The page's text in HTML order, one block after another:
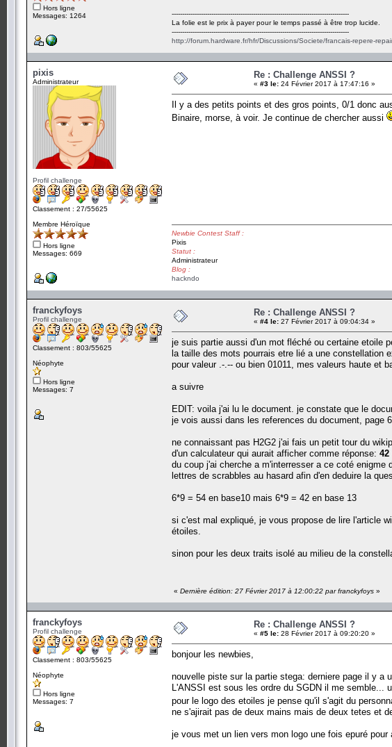
Hors ligne
Messages: 1264
-------------------------------------------------------------------------------------
La folie est le prix à payer pour le temps passé à être trop lucide.
-------------------------------------------------------------------------------------
http://forum.hardware.fr/hfr/Discussions/Societe/francais-repere-
pixis
Administrateur
Profil challenge
Classement : 27/55625
Membre Héroïque
Hors ligne
Messages: 669
Re : Challenge ANSSI ?
« #3 le: 24 Février 2017 à 17:47:16 »
Il y a des petits points et des gros points, 0/1 donc
Binaire, morse, à voir. Je continue de chercher aussi
Newbie Contest Staff :
Pixis
Statut :
Administrateur
Blog :
hackndo
franckyfoys
Profil challenge
Classement : 803/55625
Néophyte
Hors ligne
Messages: 7
Re : Challenge ANSSI ?
« #4 le: 27 Février 2017 à 09:04:34 »
je suis partie aussi d'un mot fléché ou certaine etoile
la taille des mots pourrais etre lié a une constellation
pour valeur .-.-- ou bien 01011, mes valeurs haute et
a suivre
EDIT: voila j'ai lu le document. je constate que le
je vois aussi dans les references du document, page
ne connaissant pas H2G2 j'ai fais un petit tour du
d'un calculateur qui aurait afficher comme réponse: 42
du coup j'ai cherche a m'interresser a ce coté
lettres de scrabbles au hasard afin d'en deduire la
6*9 = 54 en base10 mais 6*9 = 42 en base 13
si c'est mal expliqué, je vous propose de lire l'article
étoiles.
sinon pour les deux traits isolé au milieu de la
« Dernière édition: 27 Février 2017 à 12:00:22 par franckyfoys »
franckyfoys
Profil challenge
Classement : 803/55625
Néophyte
Hors ligne
Messages: 7
Re : Challenge ANSSI ?
« #5 le: 28 Février 2017 à 09:20:20 »
bonjour les newbies,
nouvelle piste sur la partie stega: derniere page il y a
L'ANSSI est sous les ordre du SGDN il me semble...
pour le logo des etoiles je pense qu'il s'agit du
ne s'ajirait pas de deux mains mais de deux tetes et
je vous met un lien vers mon logo une fois epuré pour